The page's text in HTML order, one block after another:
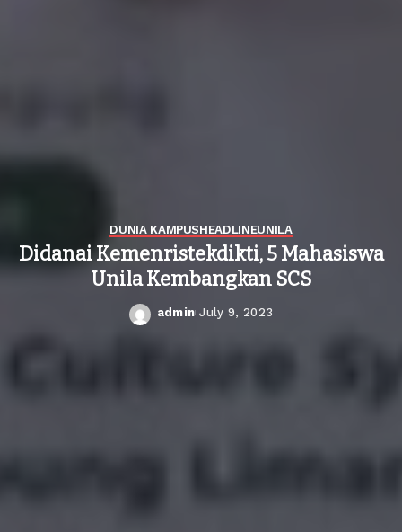
DUNIA KAMPUSHEADLINEUNILA
Didanai Kemenristekdikti, 5 Mahasiswa
Unila Kembangkan SCS
Posted
admin July 9, 2023